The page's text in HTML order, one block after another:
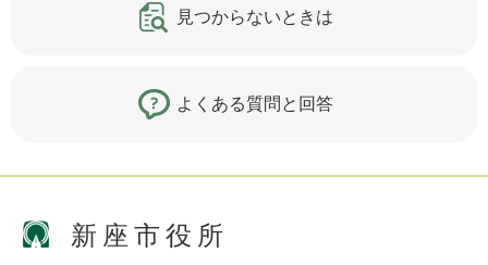
見つからないときは
よくある質問と回答
新座市役所